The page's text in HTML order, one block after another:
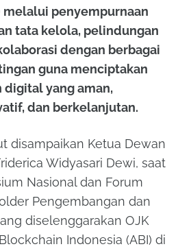
melalui penyempurnaan
tata kelola, pelindungan
dengan berbagai
guna menciptakan
yang aman,
dan berkelanjutan.
disampaikan Ketua Dewan
Widyasari Dewi, saat
Nasional dan Forum
Pengembangan dan
diselenggarakan OJK
Indonesia (ABI) di